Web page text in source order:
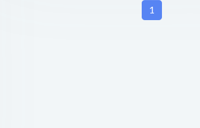
1